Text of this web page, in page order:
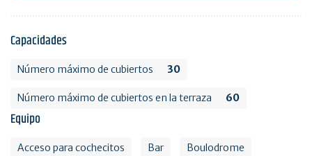
Capacidades
Número máximo de cubiertos 30
Número máximo de cubiertos en la terraza 60
Equipo
Acceso para cochecitos Bar Boulodrome